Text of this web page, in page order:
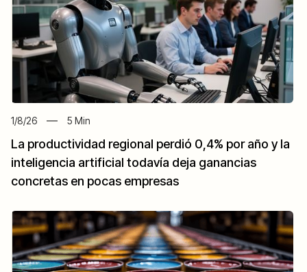
1/8/26 5 Min
La productividad regional perdió 0,4% por año y la
inteligencia artificial todavía deja ganancias
concretas en pocas empresas